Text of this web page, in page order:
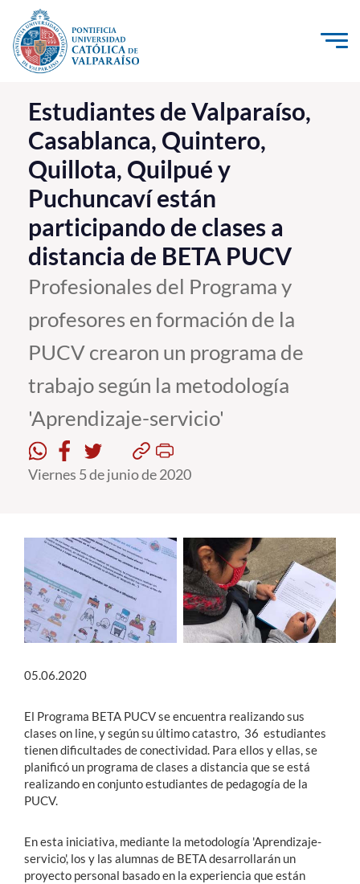
Click acá para ir directamente al contenido
La Universidad
Investigación, Creación e Innovación
PUCV Internacional
Vinculación con el Medio
Admisión
Pregrado
Postgrado
Formación Continua
Académicos
Funcionarios
English
Estudiantes de Valparaíso,
Casablanca, Quintero,
Quillota, Quilpué y
Puchuncaví están
participando de clases a
distancia de BETA PUCV
Profesionales del Programa y
profesores en formación de la
PUCV crearon un programa de
trabajo según la metodología
'Aprendizaje-servicio'
Viernes 5 de junio de 2020
05.06.2020
El Programa BETA PUCV se encuentra realizando sus
clases on line, y según su último catastro, 36 estudiantes
tienen dificultades de conectividad. Para ellos y ellas, se
planificó un programa de clases a distancia que se está
realizando en conjunto estudiantes de pedagogía de la
PUCV.
En esta iniciativa, mediante la metodología 'Aprendizaje-
servicio', los y las alumnas de BETA desarrollarán un
proyecto personal basado en la experiencia que están